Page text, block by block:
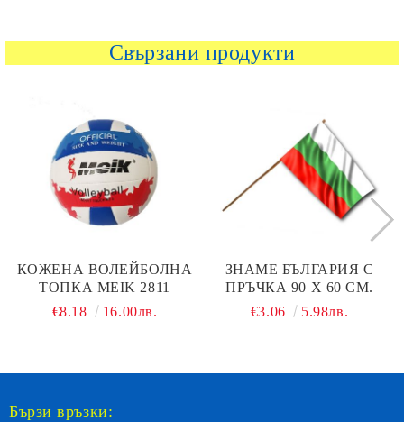
Свързани продукти
КОЖЕНА ВОЛЕЙБОЛНА
ТОПКА MEIK 2811
€8.18
16.00лв.
ЗНАМЕ БЪЛГАРИЯ С
ПРЪЧКА 90 Х 60 СМ.
€3.06
5.98лв.
Бързи връзки: